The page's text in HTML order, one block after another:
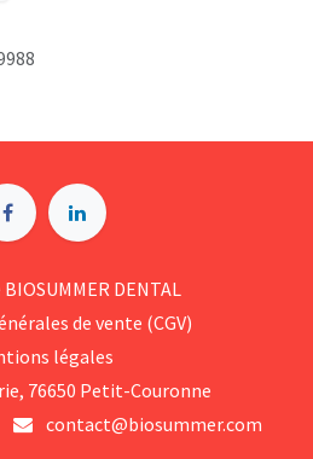
DENTAL
d​e vente (CGV)
légales
76650 Petit-Couronne
contact@biosummer.com